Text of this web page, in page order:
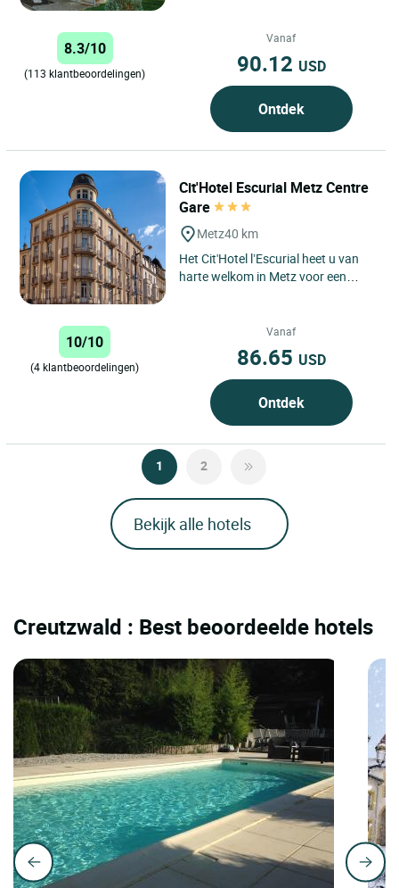
8.3/10
(113 klantbeoordelingen)
Vanaf
90.12 USD
Ontdek
Cit'Hotel Escurial Metz Centre
Gare
Metz40 km
Het Cit'Hotel l’Escurial heet u van
harte welkom in Metz voor een
kwaliteitverhouding...
10/10
(4 klantbeoordelingen)
Vanaf
86.65 USD
Ontdek
1 2
Bekijk alle hotels
Creutzwald : Best beoordeelde hotels